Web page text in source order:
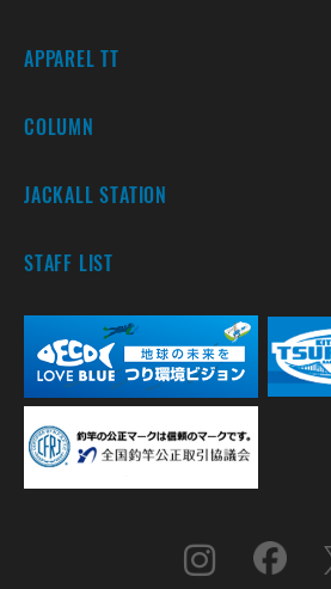
APPAREL TT
COLUMN
JACKALL STATION
STAFF LIST